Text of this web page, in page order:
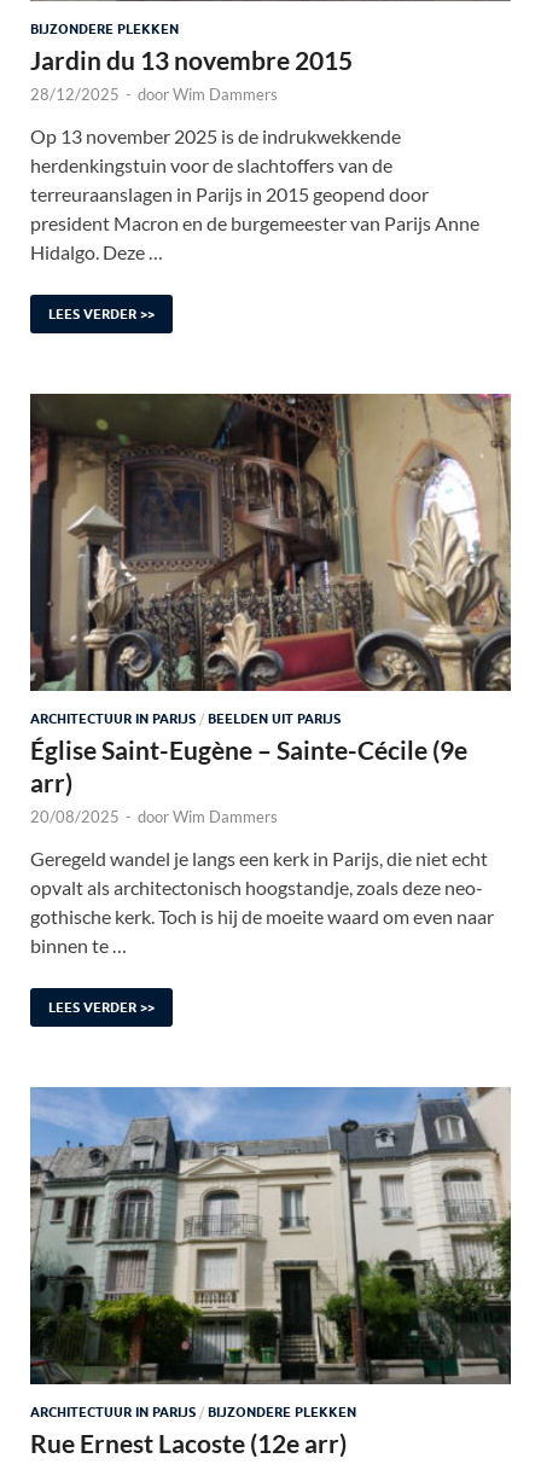
BIJZONDERE PLEKKEN
Jardin du 13 novembre 2015
28/12/2025 - doorWim Dammers
Op 13 november 2025 is de indrukwekkende
herdenkingstuin voor de slachtoffers van de
terreuraanslagen in Parijs in 2015 geopend door
president Macron en de burgemeester van Parijs Anne
Hidalgo. Deze …
LEES VERDER >>
ARCHITECTUUR IN PARIJS / BEELDEN UIT PARIJS
Église Saint-Eugène – Sainte-Cécile (9e
arr)
20/08/2025 - doorWim Dammers
Geregeld wandel je langs een kerk in Parijs, die niet echt
opvalt als architectonisch hoogstandje, zoals deze neo-
gothische kerk. Toch is hij de moeite waard om even naar
binnen te …
LEES VERDER >>
ARCHITECTUUR IN PARIJS / BIJZONDERE PLEKKEN
Rue Ernest Lacoste (12e arr)